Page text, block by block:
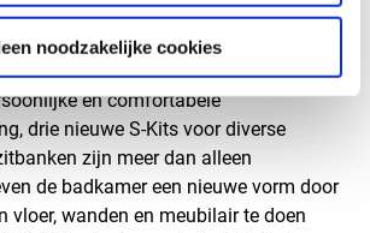
noodzakelijke cookies
Tegelijkertijd nemen de eisen op het
een aangename inrichting steeds
lanceert het merk JACKOBOARD®, dat
en comfortabele
drie nieuwe S-Kits voor diverse
zijn meer dan alleen
de badkamer een nieuwe vorm door
vloer, wanden en meubilair te doen